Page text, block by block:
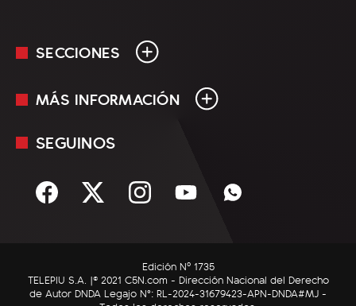
SECCIONES
En Vivo
Sociedad
C5N Autos
RatingCero
MÁS INFORMACIÓN
Mediakit
Términos y condiciones
SEGUINOS
Edición Nº 1735
TELEPIU S.A. |© 2021 C5N.com - Dirección Nacional del Derecho
de Autor DNDA Legajo N°: RL-2024-31679423-APN-DNDA#MJ -